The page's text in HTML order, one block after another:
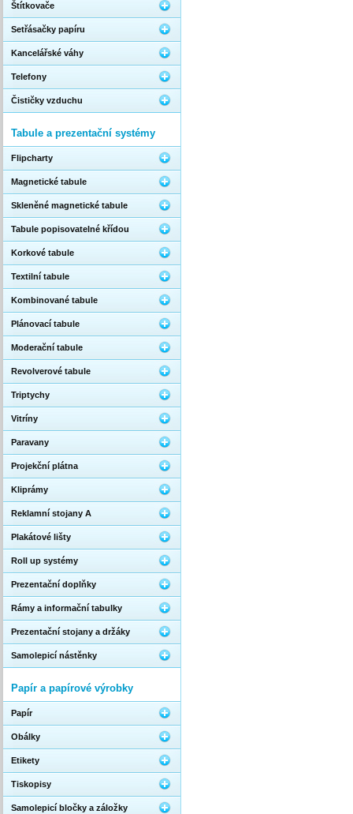
Štítkovače
Setřásačky papíru
Kancelářské váhy
Telefony
Čističky vzduchu
Tabule a prezentační systémy
Flipcharty
Magnetické tabule
Skleněné magnetické tabule
Tabule popisovatelné křídou
Korkové tabule
Textilní tabule
Kombinované tabule
Plánovací tabule
Moderační tabule
Revolverové tabule
Triptychy
Vitríny
Paravany
Projekční plátna
Kliprámy
Reklamní stojany A
Plakátové lišty
Roll up systémy
Prezentační doplňky
Rámy a informační tabulky
Prezentační stojany a držáky
Samolepicí nástěnky
Papír a papírové výrobky
Papír
Obálky
Etikety
Tiskopisy
Samolepicí bločky a záložky